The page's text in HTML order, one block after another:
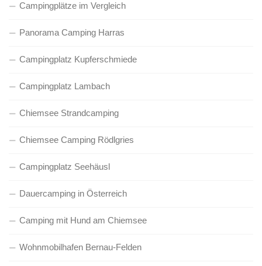
Campingplätze im Vergleich
Panorama Camping Harras
Campingplatz Kupferschmiede
Campingplatz Lambach
Chiemsee Strandcamping
Chiemsee Camping Rödlgries
Campingplatz Seehäusl
Dauercamping in Österreich
Camping mit Hund am Chiemsee
Wohnmobilhafen Bernau-Felden